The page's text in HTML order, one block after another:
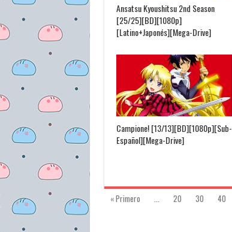
Ansatsu Kyoushitsu 2nd Season
[25/25][BD][1080p]
[Latino+Japonés][Mega-Drive]
Campione! [13/13][BD][1080p][Sub-
Español][Mega-Drive]
« Primero ... 20 30 40